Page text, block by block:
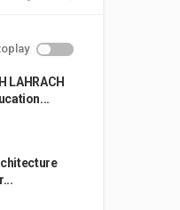
LAHRACH